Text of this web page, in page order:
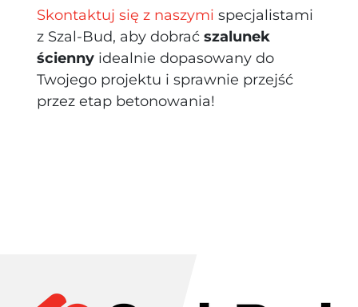
Skontaktuj się z naszymi specjalistami
z Szal-Bud, aby dobrać szalunek
ścienny idealnie dopasowany do
Twojego projektu i sprawnie przejść
przez etap betonowania!